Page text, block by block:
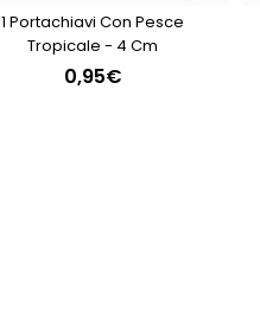
1 Portachiavi Con Pesce
Tropicale - 4 Cm
0,95€